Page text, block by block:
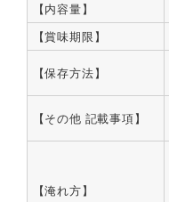
【内容量】
【賞味期限】
【保存方法】
【その他 記載事項】
【淹れ方】